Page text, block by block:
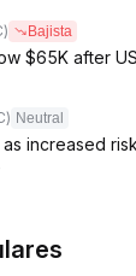
Bajista
$65K after
Neutral
increased